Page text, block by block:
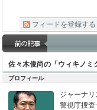
フィードを登録する
佐々木俊尚の「ウィキノミ
プロフィール
ジャーナ
警視庁捜